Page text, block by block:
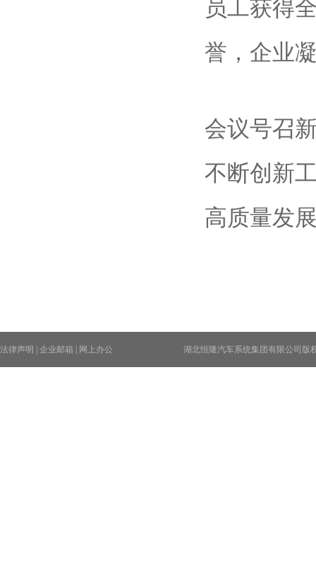
员工获得
誉 ，企业
会议号召
不断创新
高质量发
法律声明 企业邮箱 网上办公 湖北恒隆汽车系统集团有限公司版